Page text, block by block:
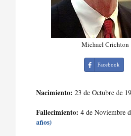
Michael Crichton
Facebook
Nacimiento: 23 de Octubre de
Fallecimiento: 4 de Noviembre
años)